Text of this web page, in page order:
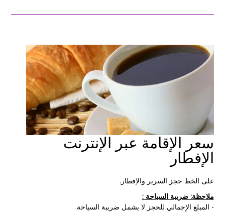
سعر الإقامة عبر الإنترنت
الإفطار
على الخط حجز السرير والإفطار.
ملاحظة: ضريبة السياحة :
- المبلغ الإجمالي للحجز لا يشمل ضريبة السياحة.